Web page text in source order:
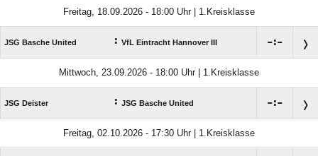
Freitag, 18.09.2026 - 18:00 Uhr | 1.Kreisklasse
JSG Basche United : VfL Eintracht Hannover III :
Mittwoch, 23.09.2026 - 18:00 Uhr | 1.Kreisklasse
JSG Deister : JSG Basche United :
Freitag, 02.10.2026 - 17:30 Uhr | 1.Kreisklasse